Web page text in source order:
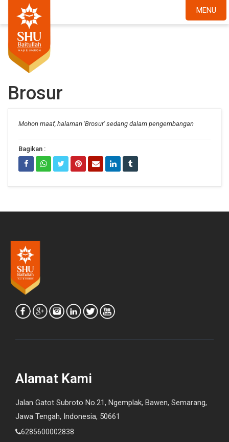
Brosur
Mohon maaf, halaman 'Brosur' sedang dalam pengembangan
Bagikan :
Alamat Kami
Jalan Gatot Subroto No.21, Ngemplak, Bawen, Semarang,
Jawa Tengah, Indonesia, 50661
6285600002838
MENU